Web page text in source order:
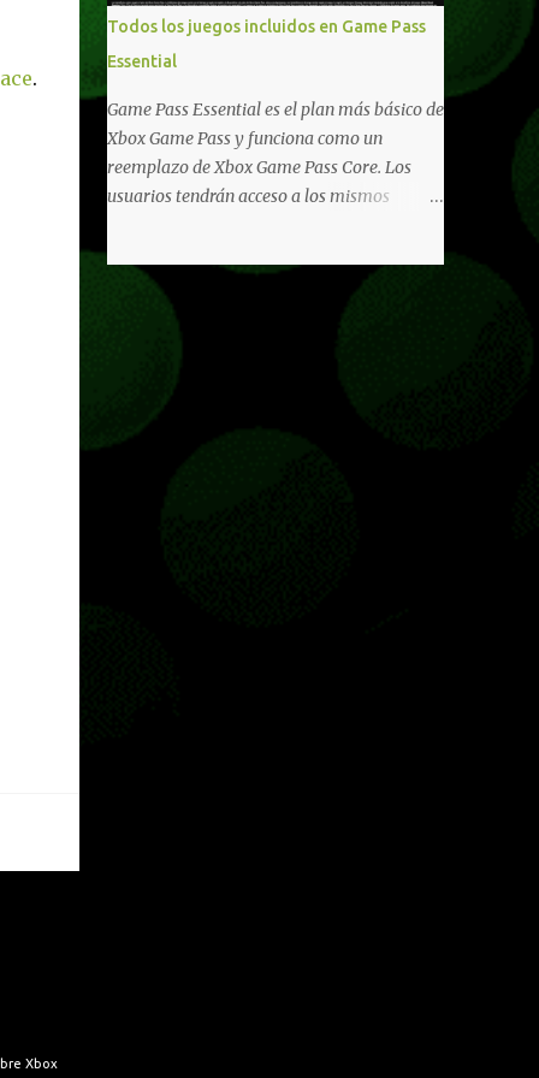
.
libertad de juego. Uno de los aspectos más
importantes de Last Rites es la gran
cantidad de opciones de personalización
incorporadas. Ahora es posible ocultar más
elementos de la interfaz, incluyendo las
trayectorias de lanzamiento de granadas y
el resaltado de objetos interactivos, además
También se añaden los llamados
"Parámetros Ghost" , que permiten activar
la recarga táctica, limitar el número de
Todos los juegos incluidos en Game Pass
Essential
Game Pass Essential es el plan más básico de
Xbox Game Pass y funciona como un
reemplazo de Xbox Game Pass Core. Los
usuarios tendrán acceso a los mismos
conocían, así como también otras ventajas
adicionales que fueron anunciados
recientemente. Essential incluirá como
Xbox y PC, que van desde skins, desbloqueo
de personajes, paquetes de armas hasta
emotes, monedas virtuales y más para
diferentes títulos. Todas estas ventajas se
Xbox